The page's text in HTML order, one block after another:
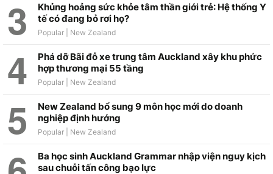
Khủng hoảng sức khỏe tâm thần giới trẻ: Hệ thống Y
tế có đang bỏ rơi họ?
Phá dỡ Bãi đỗ xe trung tâm Auckland xây khu phức
hợp thương mại 55 tầng
New Zealand bổ sung 9 môn học mới do doanh
nghiệp định hướng
Ba học sinh Auckland Grammar nhập viện nguy kịch
sau chuỗi tấn công bạo lực